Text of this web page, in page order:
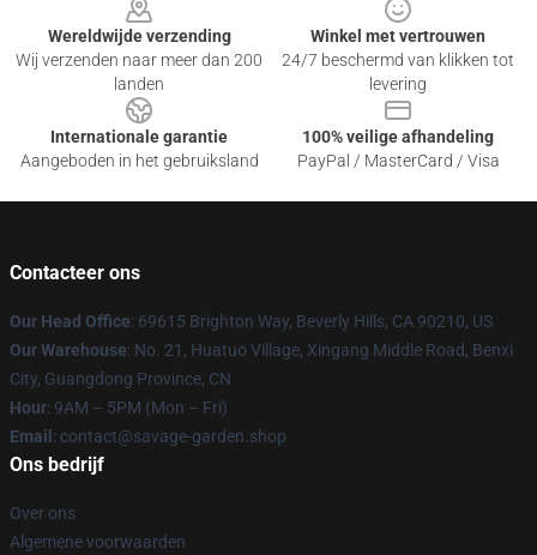
Wereldwijde verzending
Wij verzenden naar meer dan 200
landen
Winkel met vertrouwen
24/7 beschermd van klikken tot
levering
Internationale garantie
Aangeboden in het gebruiksland
100% veilige afhandeling
PayPal / MasterCard / Visa
Contacteer ons
Our Head Office: 69615 Brighton Way, Beverly Hills, CA 90210, US
Our Warehouse: No. 21, Huatuo Village, Xingang Middle Road, Benxi
City, Guangdong Province, CN
Hour: 9AM – 5PM (Mon – Fri)
Email : contact@savage-garden.shop
Ons bedrijf
Over ons
Algemene voorwaarden